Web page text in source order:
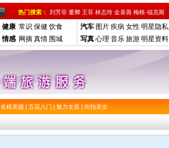
热门搜索： 刘芳菲 董卿 王菲 林志玲 金喜善 梅根-福克斯
健康 常识 保健 饮食
情感 网摘真情 围城
汽车 图片疾病 女性 明星隐私
写真心理 音乐旅游 明星资料
名模美腿 五花八门 魅力女星 街拍美女